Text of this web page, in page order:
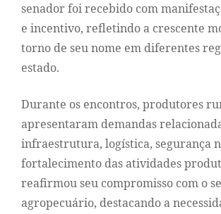
senador foi recebido com
e incentivo, refletindo a crescente
torno de seu nome em diferentes
estado.
Durante os encontros, produtores
apresentaram demandas
infraestrutura, logística, segurança
fortalecimento das atividades
reafirmou seu compromisso com o
agropecuário, destacando a